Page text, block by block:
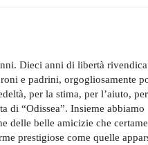
Dieci anni di libertà
e padrini, orgogliosamente
per la stima, per l’aiuto, per
di “Odissea”. Insieme abbiamo
delle belle amicizie che
prestigiose come quelle